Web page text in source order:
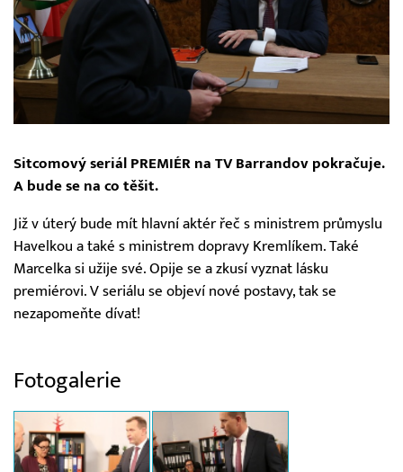
Sitcomový seriál PREMIÉR na TV Barrandov pokračuje.
A bude se na co těšit.
Již v úterý bude mít hlavní aktér řeč s ministrem průmyslu
Havelkou a také s ministrem dopravy Kremlíkem. Také
Marcelka si užije své. Opije se a zkusí vyznat lásku
premiérovi. V seriálu se objeví nové postavy, tak se
nezapomeňte dívat!
Fotogalerie